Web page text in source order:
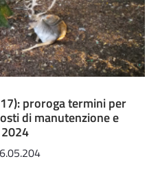
proroga termini per
di manutenzione e